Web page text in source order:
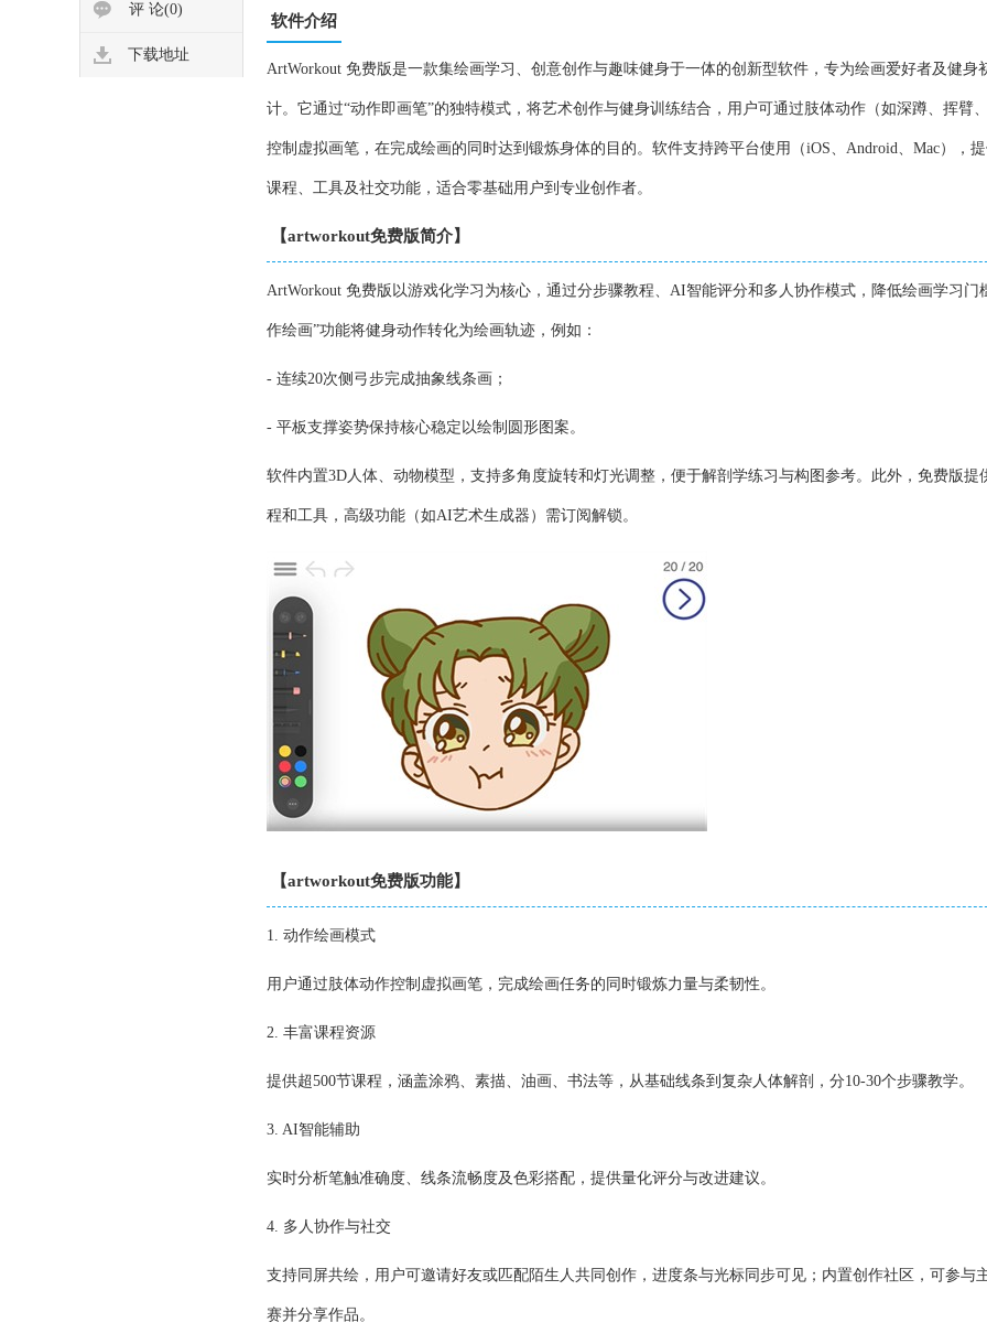
评 论(0)
下载地址
软件介绍
ArtWorkout 免费版是一款集绘画学习、创意创作与趣味健身于一体的创新型软件，专为绘画爱好者及健身
计。它通过“动作即画笔”的独特模式，将艺术创作与健身训练结合，用户可通过肢体动作（如深蹲、挥臂、
控制虚拟画笔，在完成绘画的同时达到锻炼身体的目的。软件支持跨平台使用（iOS、Android、Mac），
课程、工具及社交功能，适合零基础用户到专业创作者。
【artworkout免费版简介】
ArtWorkout 免费版以游戏化学习为核心，通过分步骤教程、AI智能评分和多人协作模式，降低绘画学习门
作绘画”功能将健身动作转化为绘画轨迹，例如：
- 连续20次侧弓步完成抽象线条画；
- 平板支撑姿势保持核心稳定以绘制圆形图案。
软件内置3D人体、动物模型，支持多角度旋转和灯光调整，便于解剖学练习与构图参考。此外，免费版提
程和工具，高级功能（如AI艺术生成器）需订阅解锁。
【artworkout免费版功能】
1. 动作绘画模式
用户通过肢体动作控制虚拟画笔，完成绘画任务的同时锻炼力量与柔韧性。
2. 丰富课程资源
提供超500节课程，涵盖涂鸦、素描、油画、书法等，从基础线条到复杂人体解剖，分10-30个步骤教学。
3. AI智能辅助
实时分析笔触准确度、线条流畅度及色彩搭配，提供量化评分与改进建议。
4. 多人协作与社交
支持同屏共绘，用户可邀请好友或匹配陌生人共同创作，进度条与光标同步可见；内置创作社区，可参与
赛并分享作品。